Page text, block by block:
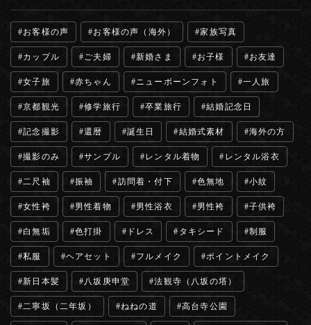
お客様の声 お客様の声（海外） 家族写真
カップル ご夫婦 新婚さま お子様 お友達
女子旅 赤ちゃん ニューボーンフォト 一人旅
京都観光 修学旅行 卒業旅行 結婚記念日
記念撮影 還暦 誕生日 結婚式素材 海外の方
撮影のみ サンプル レンタル着物 レンタル浴衣
二尺袖 振袖 訪問着・付下 色無地 小紋
女性袴 男性着物 男性浴衣 男性袴 子供袴
白無垢 色打掛 ドレス タキシード 制服
私服 ヘアセット フルメイク ポイントメイク
新日本髪 八坂庚申堂 法観寺（八坂の塔）
二寧坂（二年坂） ねねの道 高台寺公園